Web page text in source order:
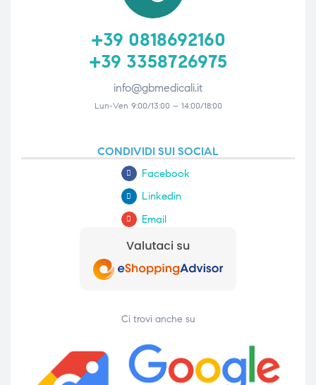
+39 0818692160
+39 3358726975
info@gbmedicali.it
Lun-Ven 9:00/13:00 – 14:00/18:00
CONDIVIDI SUI SOCIAL
Facebook
Linkedin
Email
Ci trovi anche su